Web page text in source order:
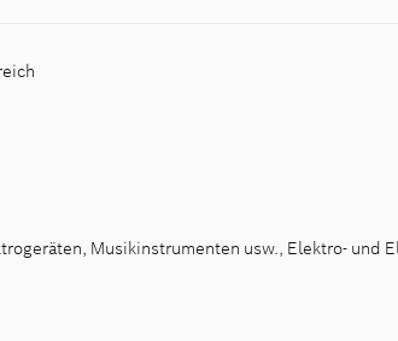
Musikinstrumenten usw., Elektro-